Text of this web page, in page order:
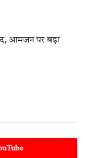
आमजन पर बढ़ा